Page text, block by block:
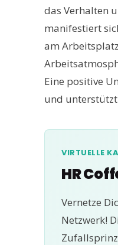
das Verhalten
manifestiert
am
Eine positive
und
VIRTUELLE
HR
Vernetze
Netzwerk!